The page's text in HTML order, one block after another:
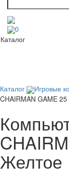
0
Каталог
Каталог Игровые
CHAIRMAN GAME
Желтое